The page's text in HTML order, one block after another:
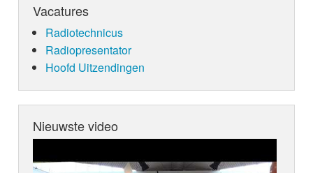
Vacatures
Radiotechnicus
Radiopresentator
Hoofd Uitzendingen
Nieuwste video